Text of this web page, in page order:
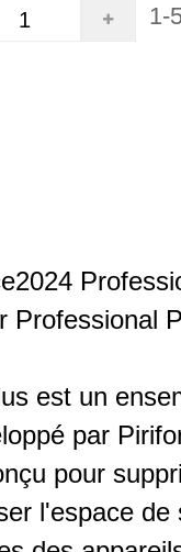
1-
Professional
est un
par
pour
l'espace de